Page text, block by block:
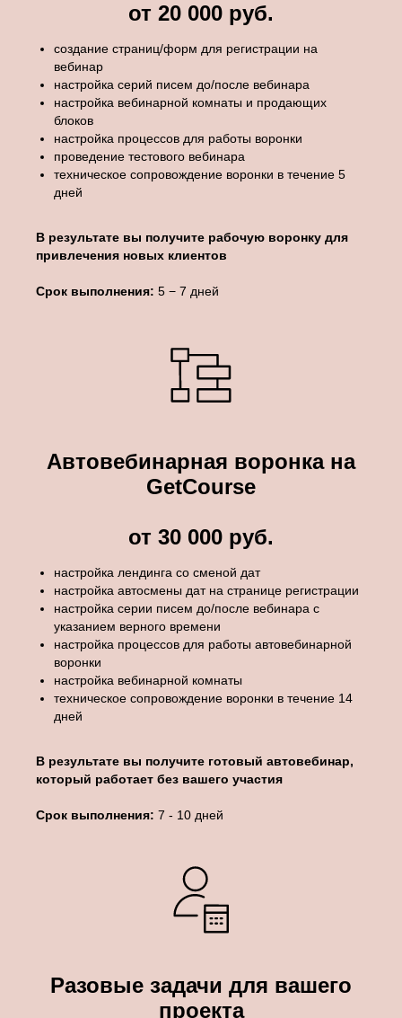
от 20 000 руб.
создание страниц/форм для регистрации на
вебинар
настройка серий писем до/после вебинара
настройка вебинарной комнаты и продающих
блоков
настройка процессов для работы воронки
проведение тестового вебинара
техническое сопровождение воронки в течение 5
дней
В результате вы получите рабочую воронку для
привлечения новых клиентов
Срок выполнения: 5 − 7 дней
Автовебинарная воронка на
GetCourse
от 30 000 руб.
настройка лендинга со сменой дат
настройка автосмены дат на странице регистрации
настройка серии писем до/после вебинара с
указанием верного времени
настройка процессов для работы автовебинарной
воронки
настройка вебинарной комнаты
техническое сопровождение воронки в течение 14
дней
В результате вы получите готовый автовебинар,
который работает без вашего участия
Срок выполнения: 7 - 10 дней
Разовые задачи для вашего
проекта